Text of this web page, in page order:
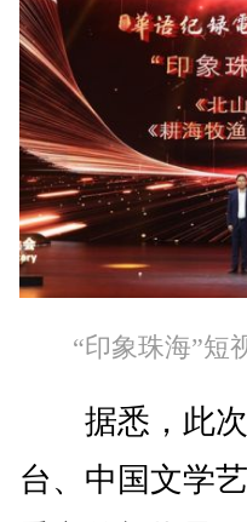
“印象珠海”短
据悉，此次
台、中国文学